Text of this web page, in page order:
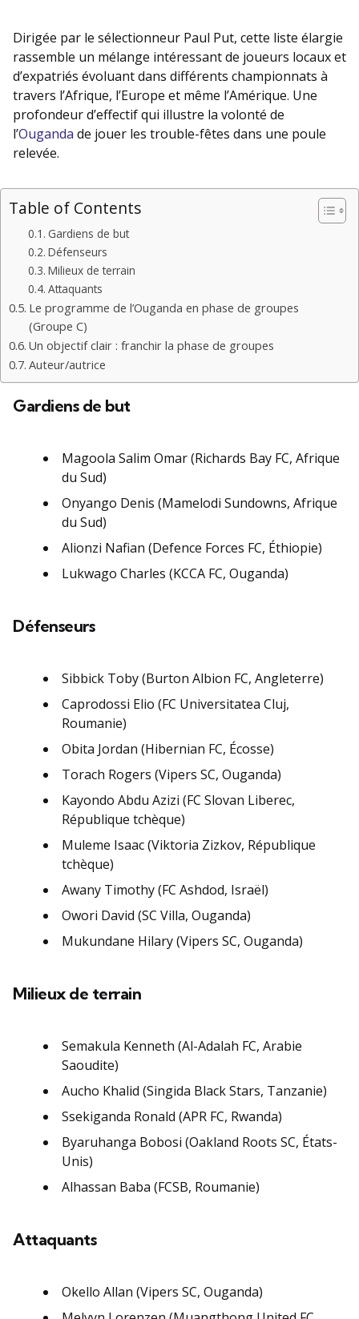
Dirigée par le sélectionneur Paul Put, cette liste élargie
rassemble un mélange intéressant de joueurs locaux et
d’expatriés évoluant dans différents championnats à
travers l’Afrique, l’Europe et même l’Amérique. Une
profondeur d’effectif qui illustre la volonté de
l’Ouganda de jouer les trouble-fêtes dans une poule
relevée.
Table of Contents
Gardiens de but
Défenseurs
Milieux de terrain
Attaquants
Le programme de l’Ouganda en phase de groupes
(Groupe C)
Un objectif clair : franchir la phase de groupes
Auteur/autrice
Gardiens de but
Magoola Salim Omar (Richards Bay FC, Afrique
du Sud)
Onyango Denis (Mamelodi Sundowns, Afrique
du Sud)
Alionzi Nafian (Defence Forces FC, Éthiopie)
Lukwago Charles (KCCA FC, Ouganda)
Défenseurs
Sibbick Toby (Burton Albion FC, Angleterre)
Caprodossi Elio (FC Universitatea Cluj,
Roumanie)
Obita Jordan (Hibernian FC, Écosse)
Torach Rogers (Vipers SC, Ouganda)
Kayondo Abdu Azizi (FC Slovan Liberec,
République tchèque)
Muleme Isaac (Viktoria Zizkov, République
tchèque)
Awany Timothy (FC Ashdod, Israël)
Owori David (SC Villa, Ouganda)
Mukundane Hilary (Vipers SC, Ouganda)
Milieux de terrain
Semakula Kenneth (Al-Adalah FC, Arabie
Saoudite)
Aucho Khalid (Singida Black Stars, Tanzanie)
Ssekiganda Ronald (APR FC, Rwanda)
Byaruhanga Bobosi (Oakland Roots SC, États-
Unis)
Alhassan Baba (FCSB, Roumanie)
Attaquants
Okello Allan (Vipers SC, Ouganda)